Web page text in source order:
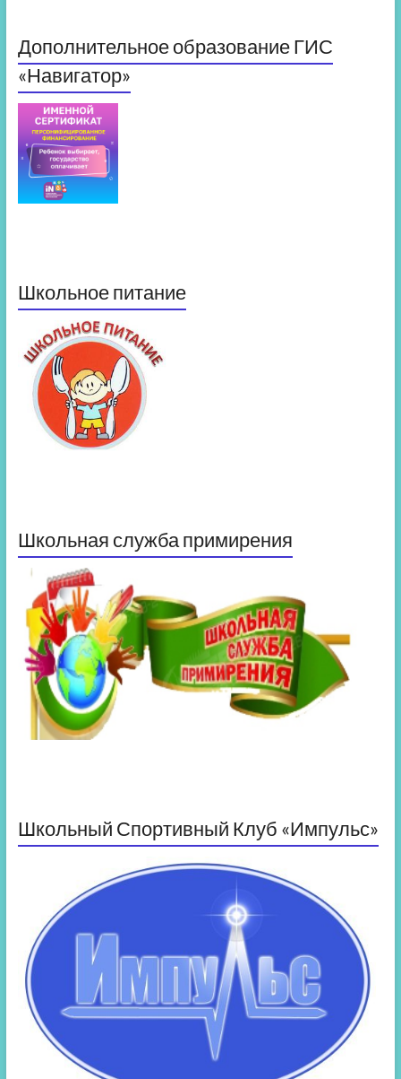
Дополнительное образование ГИС
«Навигатор»
Школьное питание
Школьная служба примирения
Школьный Спортивный Клуб «Импульс»